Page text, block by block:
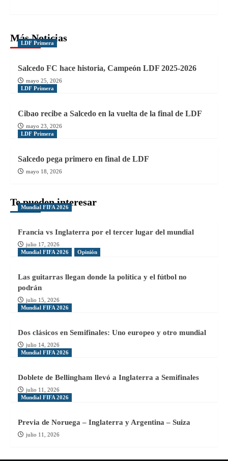
Más Noticias
LDF Primera
Salcedo FC hace historia, Campeón LDF 2025-2026
mayo 25, 2026
LDF Primera
Cibao recibe a Salcedo en la vuelta de la final de LDF
mayo 23, 2026
LDF Primera
Salcedo pega primero en final de LDF
mayo 18, 2026
Te pueden interesar
Mundial FIFA 2026
Francia vs Inglaterra por el tercer lugar del mundial
julio 17, 2026
Mundial FIFA 2026
Opinión
Las guitarras llegan donde la política y el fútbol no
podrán
julio 15, 2026
Mundial FIFA 2026
Dos clásicos en Semifinales: Uno europeo y otro mundial
julio 14, 2026
Mundial FIFA 2026
Doblete de Bellingham llevó a Inglaterra a Semifinales
julio 11, 2026
Mundial FIFA 2026
Previa de Noruega – Inglaterra y Argentina – Suiza
julio 11, 2026